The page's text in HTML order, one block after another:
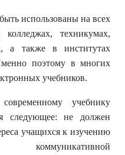
использованы на всех
техникумах,
а также в институтах
поэтому в многих
учебников.
учебнику
следующее: не должен
учащихся к изучению
коммуникативной